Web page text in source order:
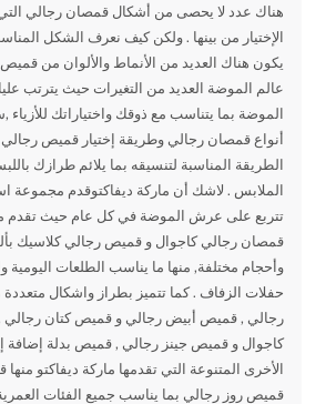
هناك عدد لا يحصى من أشكال قمصان رجالي
الإختيار من بينها . ولكن كيف نعرف الشكل
يكون هناك العديد من الأنماط والألوان من
عالم الموضة العديد من التغيرات حيث يترتب
الموضة بما يتناسب مع ذوقك واختياراتك
أنواع قمصان رجالي وطريقة إختيار قميص
الطريقة المناسبة لتنسيقه بما يلائم طرازك
الملابس . لاشك أن ماركة ديفاكتوقدم مجموعة
تتربع على عرش الموضة في كل عام حيث تقدم
قمصان رجالي كاجوال و قميص رجالي كلاسيك
وأحجام مختلفة, منها ما يناسب الطلعات اليومية
حفلات الزفاف . كما تتميز بطراز واشكال
رجالي , قميص أبيض رجالي و قميص كتان
كاجوال و قميص جينز رجالي , قميص بدلة إضافة
الأخرى المتنوعة التي تقدمها ماركة ديفاكتو
قميص روز رجالي بما يناسب جميع الفئات